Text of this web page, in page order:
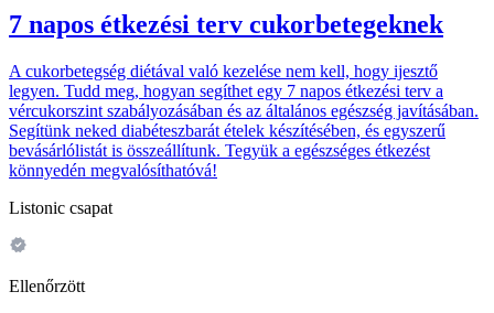
7 napos étkezési terv cukorbetegeknek
A cukorbetegség diétával való kezelése nem kell, hogy ijesztő
legyen. Tudd meg, hogyan segíthet egy 7 napos étkezési terv a
vércukorszint szabályozásában és az általános egészség javításában.
Segítünk neked diabéteszbarát ételek készítésében, és egyszerű
bevásárlólistát is összeállítunk. Tegyük a egészséges étkezést
könnyedén megvalósíthatóvá!
Listonic csapat
Ellenőrzött